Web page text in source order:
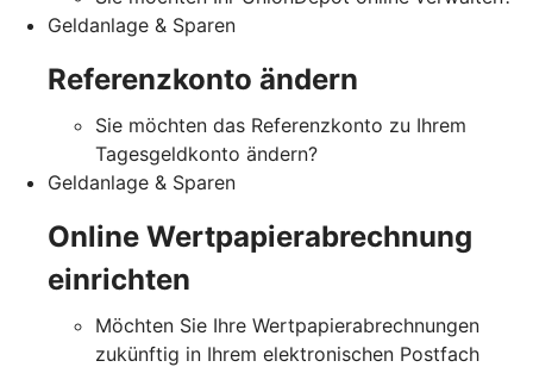
Geldanlage & Sparen
Referenzkonto ändern
Sie möchten das Referenzkonto zu Ihrem
Tagesgeldkonto ändern?
Geldanlage & Sparen
Online Wertpapierabrechnung
einrichten
Möchten Sie Ihre Wertpapierabrechnungen
zukünftig in Ihrem elektronischen Postfach